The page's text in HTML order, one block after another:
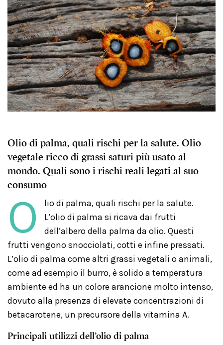
Olio di palma, quali rischi per la salute. Olio
vegetale ricco di grassi saturi più usato al
mondo. Quali sono i rischi reali legati al suo
consumo
O
lio di palma, quali rischi per la salute.
L’olio di palma si ricava dai frutti
dell’albero della palma da olio. Questi
frutti vengono snocciolati, cotti e infine pressati.
L’olio di palma come altri grassi vegetali o animali,
come ad esempio il burro, è solido a temperatura
ambiente ed ha un colore arancione molto intenso,
dovuto alla presenza di elevate concentrazioni di
betacarotene, un precursore della vitamina A.
Principali utilizzi dell’olio di palma